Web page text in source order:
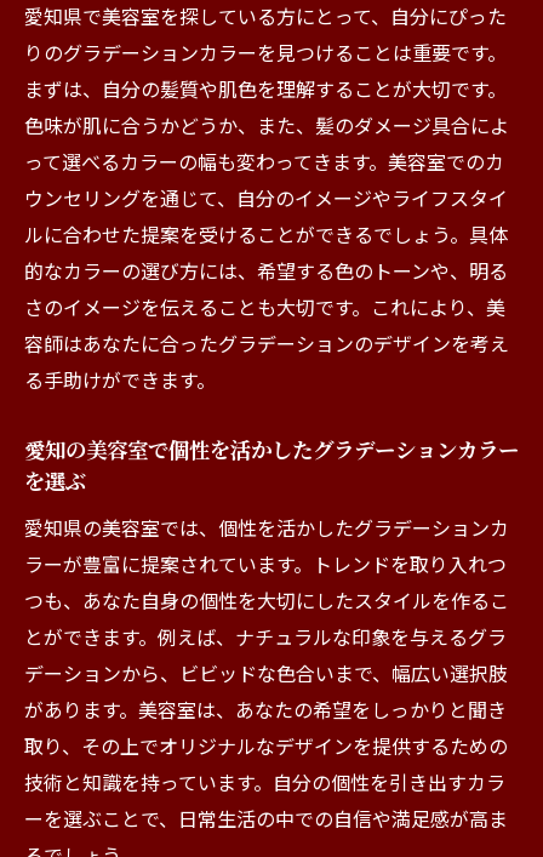
愛知県で美容室を探している方にとって、自分にぴった
りのグラデーションカラーを見つけることは重要です。
まずは、自分の髪質や肌色を理解することが大切です。
色味が肌に合うかどうか、また、髪のダメージ具合によ
って選べるカラーの幅も変わってきます。美容室でのカ
ウンセリングを通じて、自分のイメージやライフスタイ
ルに合わせた提案を受けることができるでしょう。具体
的なカラーの選び方には、希望する色のトーンや、明る
さのイメージを伝えることも大切です。これにより、美
容師はあなたに合ったグラデーションのデザインを考え
る手助けができます。
愛知の美容室で個性を活かしたグラデーションカラー
を選ぶ
愛知県の美容室では、個性を活かしたグラデーションカ
ラーが豊富に提案されています。トレンドを取り入れつ
つも、あなた自身の個性を大切にしたスタイルを作るこ
とができます。例えば、ナチュラルな印象を与えるグラ
デーションから、ビビッドな色合いまで、幅広い選択肢
があります。美容室は、あなたの希望をしっかりと聞き
取り、その上でオリジナルなデザインを提供するための
技術と知識を持っています。自分の個性を引き出すカラ
ーを選ぶことで、日常生活の中での自信や満足感が高ま